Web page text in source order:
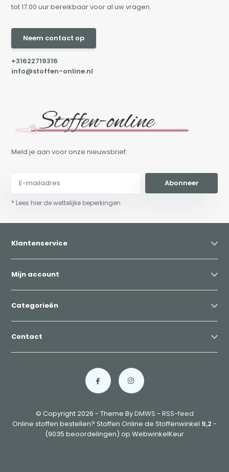
tot 17.00 uur bereikbaar voor al uw vragen.
Neem contact op
+31622719316
info@stoffen-online.nl
Meld je aan voor onze nieuwsbrief:
Abonneer
* Lees hier de wettelijke beperkingen
Klantenservice
Mijn account
Categorieën
Contact
© Copyright 2026 - Theme ByDMWS - RSS-feed
Online stoffen bestellen? Stoffen Online de Stoffenwinkel 9,2 -
(9035 beoordelingen) op WebwinkelKeur